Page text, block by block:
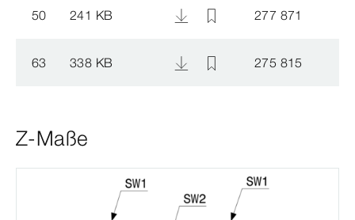
50 241 KB 277 871
63 338 KB 275 815
Z-Maße